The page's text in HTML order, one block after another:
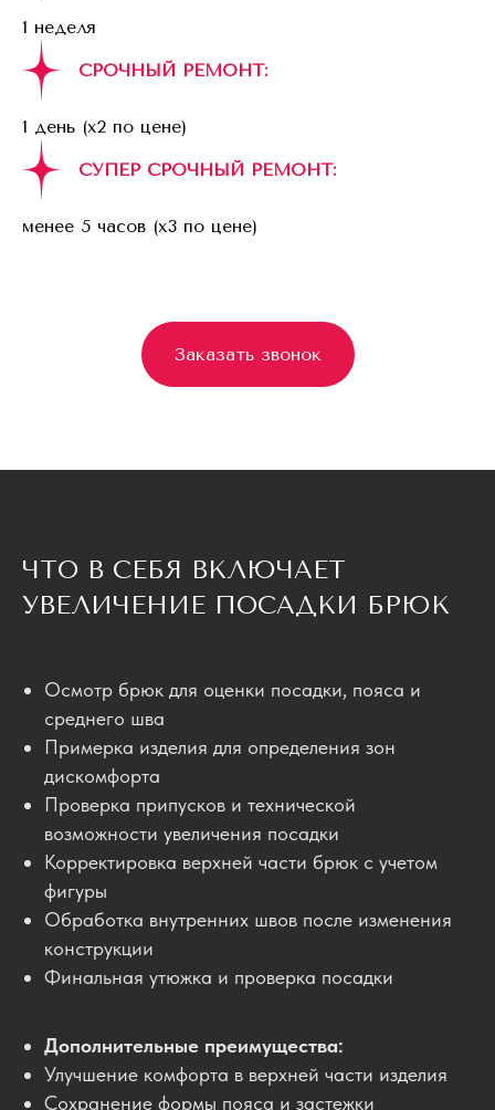
1 неделя
СРОЧНЫЙ РЕМОНТ:
1 день (x2 по цене)
СУПЕР СРОЧНЫЙ РЕМОНТ:
менее 5 часов (x3 по цене)
Заказать звонок
ЧТО В СЕБЯ ВКЛЮЧАЕТ
УВЕЛИЧЕНИЕ ПОСАДКИ БРЮК
Осмотр брюк для оценки посадки, пояса и
среднего шва
Примерка изделия для определения зон
дискомфорта
Проверка припусков и технической
возможности увеличения посадки
Корректировка верхней части брюк с учетом
фигуры
Обработка внутренних швов после изменения
конструкции
Финальная утюжка и проверка посадки
Дополнительные преимущества:
Улучшение комфорта в верхней части изделия
Сохранение формы пояса и застежки